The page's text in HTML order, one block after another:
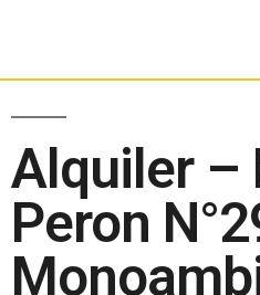
Alquiler –
Peron